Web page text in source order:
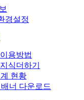
경설정
용방법
식더하기
현황
너 다운로드